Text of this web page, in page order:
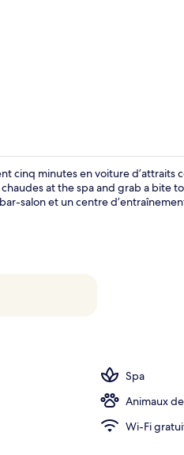
cinq minutes en voiture d’attraits
at the spa and grab a bite
salon et un centre
Spa
Animaux
Wi-Fi